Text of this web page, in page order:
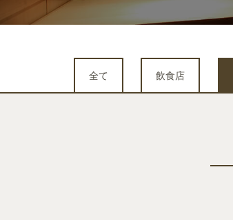
全て 飲食店